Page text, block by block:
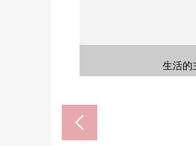
生活的
大阪Metro谷町線"關目
上下有
在鏡子背後、盥洗台
為浴室換氣乾
為簡單的裝
生活的
因
入
從
大阪Metro谷町線"關目
大阪Metro谷町線"關目
大阪Metro谷町線"關目關